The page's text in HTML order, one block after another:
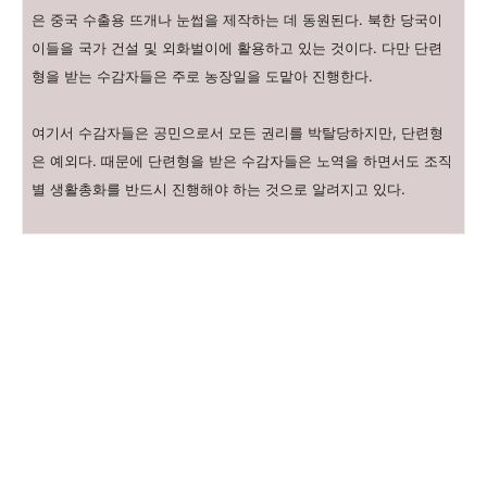
은 중국 수출용 뜨개나 눈썹을 제작하는 데 동원된다. 북한 당국이
이들을 국가 건설 및 외화벌이에 활용하고 있는 것이다. 다만 단련
형을 받는 수감자들은 주로 농장일을 도맡아 진행한다.
여기서 수감자들은 공민으로서 모든 권리를 박탈당하지만, 단련형
은 예외다. 때문에 단련형을 받은 수감자들은 노역을 하면서도 조직
별 생활총화를 반드시 진행해야 하는 것으로 알려지고 있다.